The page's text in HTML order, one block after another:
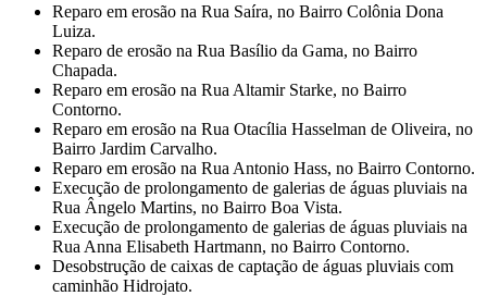
⁠Reparo em erosão na Rua Saíra, no Bairro Colônia Dona
Luiza.
⁠Reparo de erosão na Rua Basílio da Gama, no Bairro
Chapada.
⁠Reparo em erosão na Rua Altamir Starke, no Bairro
Contorno.
⁠Reparo em erosão na Rua Otacília Hasselman de Oliveira, no
Bairro Jardim Carvalho.
⁠Reparo em erosão na Rua Antonio Hass, no Bairro Contorno.
⁠Execução de prolongamento de galerias de águas pluviais na
Rua Ângelo Martins, no Bairro Boa Vista.
⁠Execução de prolongamento de galerias de águas pluviais na
Rua Anna Elisabeth Hartmann, no Bairro Contorno.
Desobstrução de caixas de captação de águas pluviais com
caminhão Hidrojato.